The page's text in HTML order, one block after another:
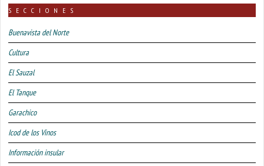
SECCIONES
Buenavista del Norte
Cultura
El Sauzal
El Tanque
Garachico
Icod de los Vinos
Información insular